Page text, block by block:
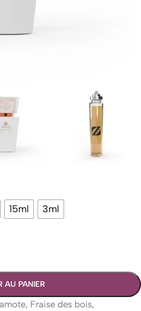
15ml 3ml
AU PANIER
Fraise des bois,